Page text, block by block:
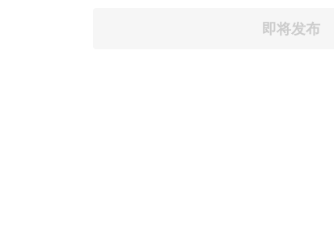
即将发布